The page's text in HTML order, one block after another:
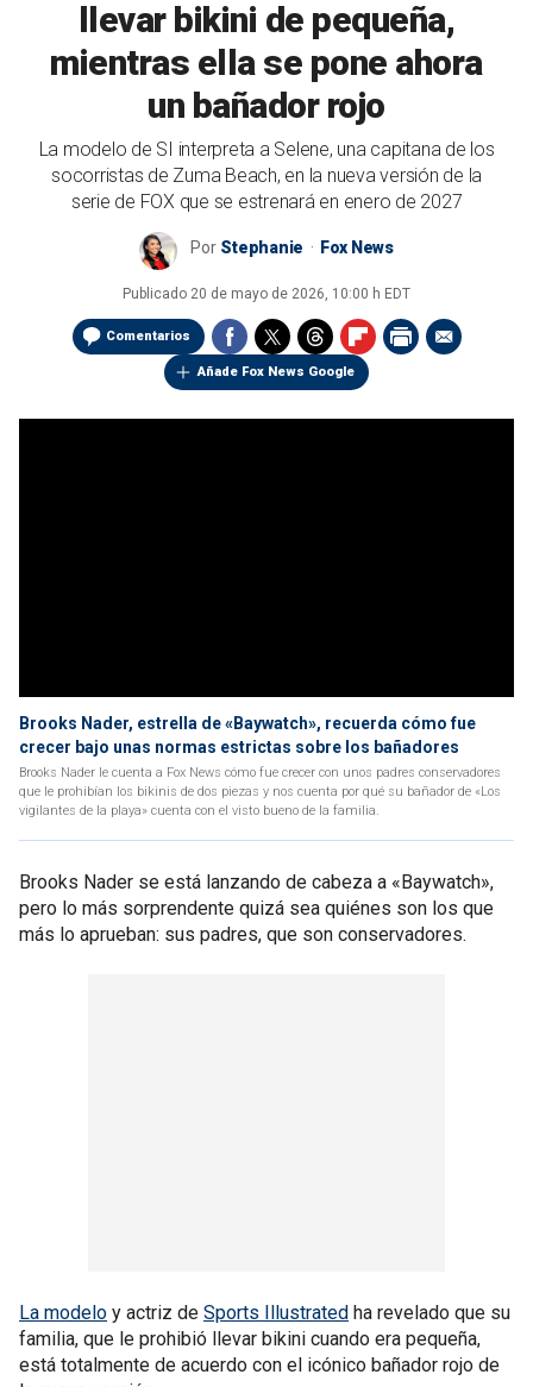
llevar bikini de pequeña,
mientras ella se pone ahora
un bañador rojo
La modelo de SI interpreta a Selene, una capitana de los
socorristas de Zuma Beach, en la nueva versión de la
serie de FOX que se estrenará en enero de 2027
Por Stephanie Fox News
Publicado 20 de mayo de 2026, 10:00 h EDT
Comentarios
Añade Fox News Google
Brooks Nader, estrella de «Baywatch», recuerda cómo fue
crecer bajo unas normas estrictas sobre los bañadores
Brooks Nader le cuenta a Fox News cómo fue crecer con unos padres conservadores
que le prohibían los bikinis de dos piezas y nos cuenta por qué su bañador de «Los
vigilantes de la playa» cuenta con el visto bueno de la familia.
Brooks Nader se está lanzando de cabeza a «Baywatch»,
pero lo más sorprendente quizá sea quiénes son los que
más lo aprueban: sus padres, que son conservadores.
La modelo y actriz de Sports Illustrated ha revelado que su
familia, que le prohibió llevar bikini cuando era pequeña,
está totalmente de acuerdo con el icónico bañador rojo de